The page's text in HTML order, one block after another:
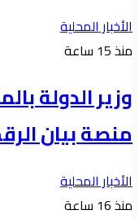
الأخبار المحلية
منذ 15 ساعة
وزير الدولة
منصة بيان
الأخبار المحلية
منذ 16 ساعة